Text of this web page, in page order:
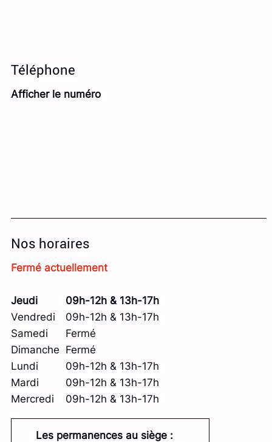
Téléphone
Afficher le numéro
Nos horaires
Fermé actuellement
Jeudi
09h-12h & 13h-17h
Vendredi
09h-12h & 13h-17h
Samedi
Fermé
Dimanche Fermé
Lundi
09h-12h & 13h-17h
Mardi
09h-12h & 13h-17h
Mercredi
09h-12h & 13h-17h
Les permanences au siège :